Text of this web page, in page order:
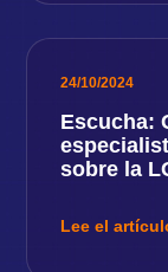
24/10/2024
Escucha:
sobre la
Lee el